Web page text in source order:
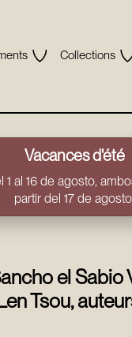
Collections
Vacances d'été
al 16 de agosto,
partir del 17 de
el
Tsou,